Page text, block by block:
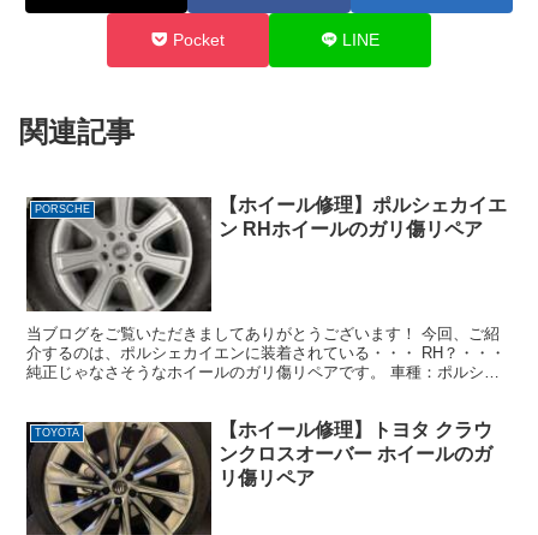
Pocket LINE
関連記事
PORSCHE
【ホイール修理】ポルシェカイエ
ン RHホイールのガリ傷リペア
当ブログをご覧いただきましてありがとうございます！ 今回、ご紹
介するのは、ポルシェカイエンに装着されている・・・ RH？・・・
純正じゃなさそうなホイールのガリ傷リペアです。 車種：ポルシェ
TOYOTA
【ホイール修理】トヨタ クラウ
ンクロスオーバー ホイールのガ
リ傷リペア